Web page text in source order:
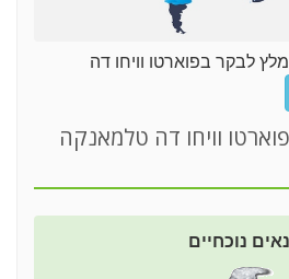
לבקר בפוארטו וויחו דה
וויחו דה טלמאנקה
נוכחיים